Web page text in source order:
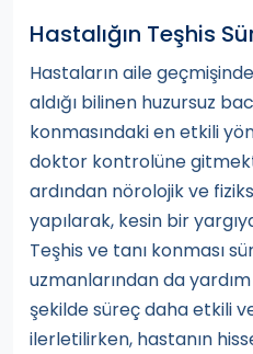
Hastalığın Teşhis
Hastaların aile
aldığı bilinen huzursuz
konmasındaki en etkili
doktor kontrolüne
ardından nörolojik ve
yapılarak, kesin bir
Teşhis ve tanı konması
uzmanlarından da
şekilde süreç daha etkili
ilerletilirken, hastanın